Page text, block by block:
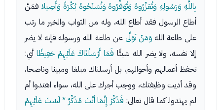
بِاللَّهِ وَرَسُولِهِ وَتُعَزِّرُوهُ وَتُوَقِّرُوهُ وَتُسَبِّحُوهُ بُكْرَةً وَأَصِيلا فمَنْ
أطاع الرسول فقد أطاع الله، وله من الثواب والخير ما رتب
على طاعة الله وَمَنْ تَوَلَّى عن طاعة الله ورسوله فإنه لا يضر
إلا نفسه، ولا يضر الله شيئًا فَمَا أَرْسَلْنَاكَ عَلَيْهِمْ حَفِيظًا أي:
تحفظ أعمالهم وأحوالهم، بل أرسلناك مبلغا ومبينا وناصحا،
وقد أديت وظيفتك، ووجب أجرك على الله، سواء اهتدوا أم
لم يهتدوا. كما قال تعالى: فَذَكِّرْ إِنَّمَا أَنْتَ مُذَكِّرٌ * لَسْتَ عَلَيْهِمْ